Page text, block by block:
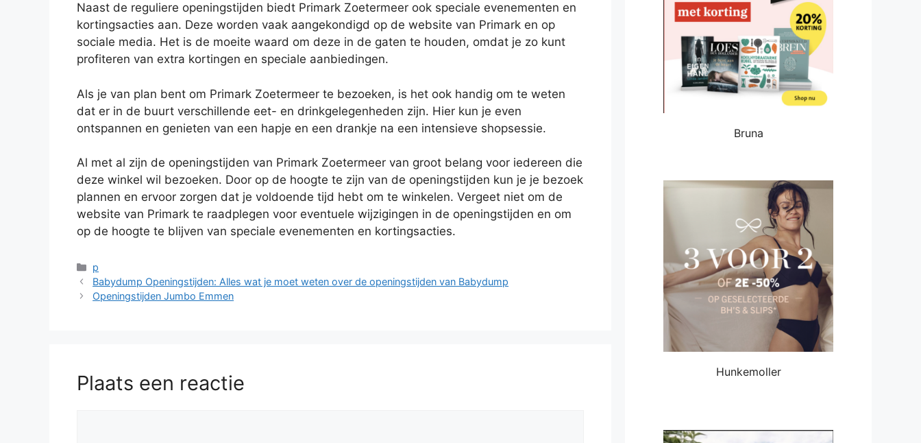
Naast de reguliere openingstijden biedt Primark Zoetermeer ook speciale evenementen en
kortingsacties aan. Deze worden vaak aangekondigd op de website van Primark en op
sociale media. Het is de moeite waard om deze in de gaten te houden, omdat je zo kunt
profiteren van extra kortingen en speciale aanbiedingen.
Als je van plan bent om Primark Zoetermeer te bezoeken, is het ook handig om te weten
dat er in de buurt verschillende eet- en drinkgelegenheden zijn. Hier kun je even
ontspannen en genieten van een hapje en een drankje na een intensieve shopsessie.
Al met al zijn de openingstijden van Primark Zoetermeer van groot belang voor iedereen die
deze winkel wil bezoeken. Door op de hoogte te zijn van de openingstijden kun je je bezoek
plannen en ervoor zorgen dat je voldoende tijd hebt om te winkelen. Vergeet niet om de
website van Primark te raadplegen voor eventuele wijzigingen in de openingstijden en om
op de hoogte te blijven van speciale evenementen en kortingsacties.
Categorieën
p
Babydump Openingstijden: Alles wat je moet weten over de openingstijden van Babydump
Openingstijden Jumbo Emmen
Plaats een reactie
Bruna
Hunkemoller